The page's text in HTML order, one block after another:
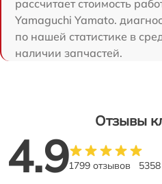
рассчитает стоимость
Yamaguchi Yamato.
по нашей статистике в
наличии запчастей.
Отзывы
4.91799 отзывов